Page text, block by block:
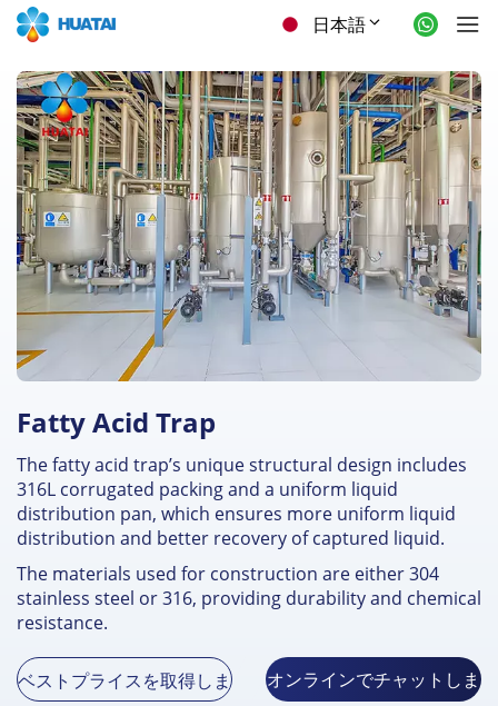
日本語
Fatty Acid Trap
The fatty acid trap’s unique structural design includes
316L corrugated packing and a uniform liquid
distribution pan, which ensures more uniform liquid
distribution and better recovery of captured liquid.
The materials used for construction are either304
stainless steel or316, providing durability and chemical
resistance.
ベストプライスを取得しま
オンラインでチャットしま